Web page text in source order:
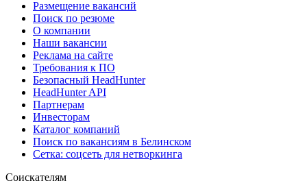
Размещение вакансий
Поиск по резюме
О компании
Наши вакансии
Реклама на сайте
Требования к ПО
Безопасный HeadHunter
HeadHunter API
Партнерам
Инвесторам
Каталог компаний
Поиск по вакансиям в Белинском
Сетка: соцсеть для нетворкинга
Соискателям